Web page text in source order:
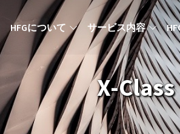
MAIN NAVIGATION JA
HFGについて サービス内容
X-Class